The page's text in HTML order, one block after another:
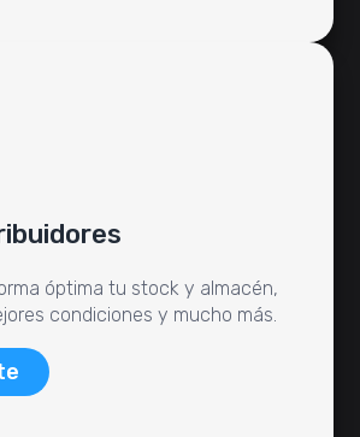
óptima tu stock y almacén,
condiciones y mucho más.